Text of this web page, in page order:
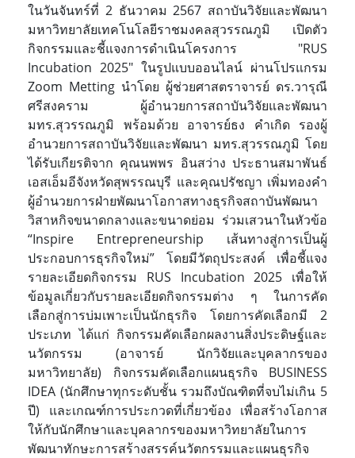
ในวันจันทร์ที่ 2 ธันวาคม 2567 สถาบันวิจัยและพัฒนา
มหาวิทยาลัยเทคโนโลยีราชมงคลสุวรรณภูมิ เปิดตัว
กิจกรรมและชี้แจงการดำเนินโครงการ "RUS
Incubation 2025" ในรูปแบบออนไลน์ ผ่านโปรแกรม
Zoom Metting นำโดย ผู้ช่วยศาสตราจารย์ ดร.วารุณี
ศรีสงคราม ผู้อำนวยการสถาบันวิจัยและพัฒนา
มทร.สุวรรณภูมิ พร้อมด้วย อาจารย์ธง คำเกิด รองผู้
อำนวยการสถาบันวิจัยและพัฒนา มทร.สุวรรณภูมิ โดย
ได้รับเกียรติจาก คุณนพพร อินสว่าง ประธานสมาพันธ์
เอสเอ็มอีจังหวัดสุพรรณบุรี และคุณปรัชญา เพิ่มทองคำ
ผู้อำนวยการฝ่ายพัฒนาโอกาสทางธุรกิจสถาบันพัฒนา
วิสาหกิจขนาดกลางและขนาดย่อม ร่วมเสวนาในหัวข้อ
“Inspire Entrepreneurship เส้นทางสู่การเป็นผู้
ประกอบการธุรกิจใหม่” โดยมีวัตถุประสงค์ เพื่อชี้แจง
รายละเอียดกิจกรรม RUS Incubation 2025 เพื่อให้
ข้อมูลเกี่ยวกับรายละเอียดกิจกรรมต่าง ๆ ในการคัด
เลือกสู่การบ่มเพาะเป็นนักธุรกิจ โดยการคัดเลือกมี 2
ประเภท ได้แก่ กิจกรรมคัดเลือกผลงานสิ่งประดิษฐ์และ
นวัตกรรม (อาจารย์ นักวิจัยและบุคลากรของ
มหาวิทยาลัย) กิจกรรมคัดเลือกแผนธุรกิจ BUSINESS
IDEA (นักศึกษาทุกระดับชั้น รวมถึงบัณฑิตที่จบไม่เกิน 5
ปี) และเกณฑ์การประกวดที่เกี่ยวข้อง เพื่อสร้างโอกาส
ให้กับนักศึกษาและบุคลากรของมหาวิทยาลัยในการ
พัฒนาทักษะการสร้างสรรค์นวัตกรรมและแผนธุรกิจ